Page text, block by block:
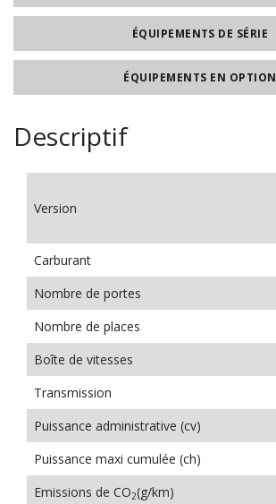
ÉQUIPEMENTS DE SÉRIE
ÉQUIPEMENTS EN OPTION
Descriptif
Version
Carburant
Nombre de portes
Nombre de places
Boîte de vitesses
Transmission
Puissance administrative (cv)
Puissance maxi cumulée (ch)
Emissions de CO2(g/km)